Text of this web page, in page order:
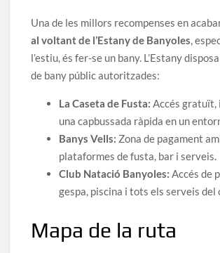
Una de les millors recompenses en
al voltant de l’Estany de Banyoles ,
l’estiu, és fer-se un bany. L’Estany
de bany públic autoritzades:
La Caseta de Fusta: Accés gratuït,
una capbussada ràpida en un
Banys Vells: Zona de pagament
plataformes de fusta, bar i serveis.
Club Natació Banyoles: Accés de
gespa, piscina i tots els serveis del
Mapa de la ruta